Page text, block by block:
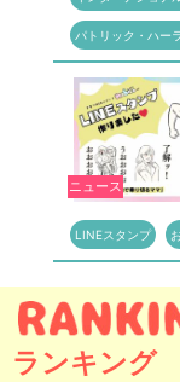
パトリック・ハー
ニュース
LINEスタンプ
ランキング